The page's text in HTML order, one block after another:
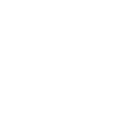
en Marbella es